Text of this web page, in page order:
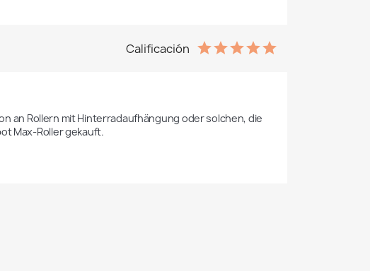
Calificación
an Rollern mit Hinterradaufhängung oder solchen, die
Max-Roller gekauft.